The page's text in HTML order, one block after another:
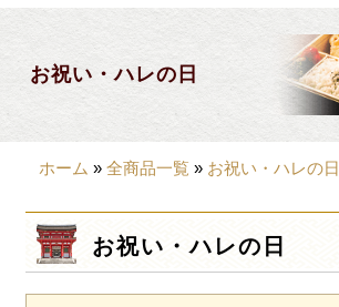
お祝い・ハレの日
製薬会社様向け
観光・行楽
価格から選ぶ
~999円
ホーム »全商品一覧 » お祝い・ハレの日
お祝い・ハレの日